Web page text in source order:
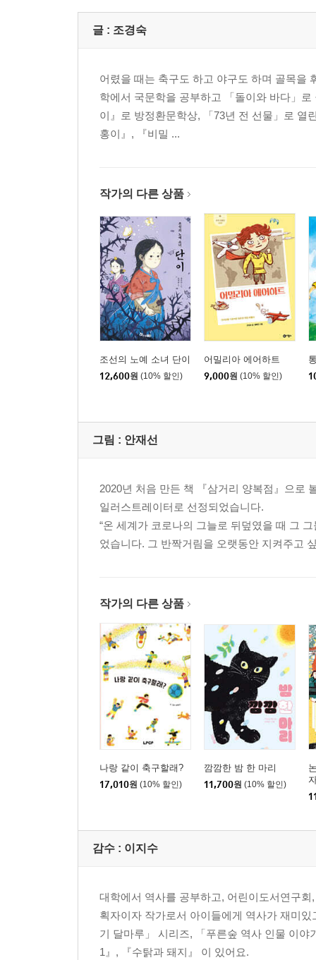
글 : 조경숙
어렸을 때는 축구도 하고 야구도 하며 골목을
학에서 국문학을 공부하고 「돌이와 바다」
이』로 방정환문학상, 「73년 전 선물」로 열
홍이』, 『비밀 ...
작가의 다른 상품
조선의 노예 소녀 단이
12,600원 (10% 할인)
어밀리아 에어하트
9,000원 (10% 할인)
그림 : 안재선
2020년 처음 만든 책 『삼거리 양복점』으로
일러스트레이터로 선정되었습니다.
“온 세계가 코로나의 그늘로 뒤덮였을 때 그
었습니다. 그 반짝거림을 오랫동안 지켜주고
작가의 다른 상품
나랑 같이 축구할래?
17,010원 (10% 할인)
깜깜한 밤 한 마리
11,700원 (10% 할인)
감수 : 이지수
대학에서 역사를 공부하고, 어린이도서연구
획자이자 작가로서 아이들에게 역사가 재미
기 달마루」 시리즈, 「푸른숲 역사 인물 이
1』, 『수탉과 돼지』 이 있어요.